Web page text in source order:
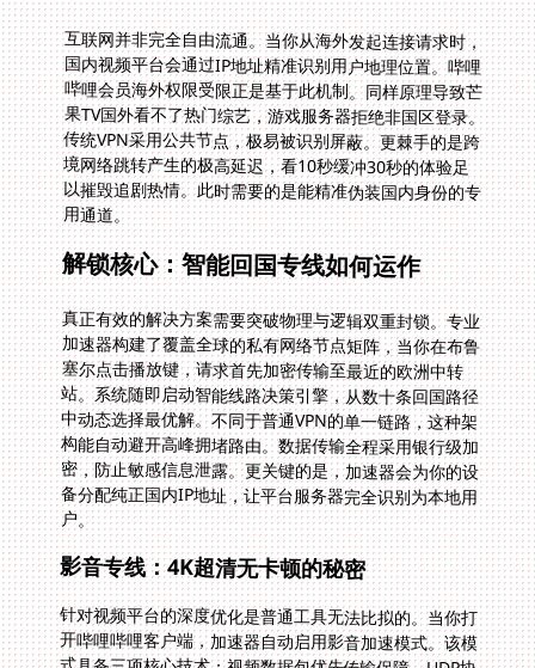
互联网并非完全自由流通。当你从海外发起连接请求时，
国内视频平台会通过IP地址精准识别用户地理位置。哔哩
哔哩会员海外权限受限正是基于此机制。同样原理导致芒
果TV国外看不了热门综艺，游戏服务器拒绝非国区登录。
传统VPN采用公共节点，极易被识别屏蔽。更棘手的是跨
境网络跳转产生的极高延迟，看10秒缓冲30秒的体验足
以摧毁追剧热情。此时需要的是能精准伪装国内身份的专
用通道。
解锁核心：智能回国专线如何运作
真正有效的解决方案需要突破物理与逻辑双重封锁。专业
加速器构建了覆盖全球的私有网络节点矩阵，当你在布鲁
塞尔点击播放键，请求首先加密传输至最近的欧洲中转
站。系统随即启动智能线路决策引擎，从数十条回国路径
中动态选择最优解。不同于普通VPN的单一链路，这种架
构能自动避开高峰拥堵路由。数据传输全程采用银行级加
密，防止敏感信息泄露。更关键的是，加速器会为你的设
备分配纯正国内IP地址，让平台服务器完全识别为本地用
户。
影音专线：4K超清无卡顿的秘密
针对视频平台的深度优化是普通工具无法比拟的。当你打
开哔哩哔哩客户端，加速器自动启用影音加速模式。该模
式具备三项核心技术：视频数据包优先传输保障、UDP协
议动态加速、缓冲区智能预加载。实测显示在巴黎使用期
间，芒果TV《浪姐》播放加载速度提升400%，B站4K视
频拖放进度条零缓冲。独享100M带宽确保多人家庭同时